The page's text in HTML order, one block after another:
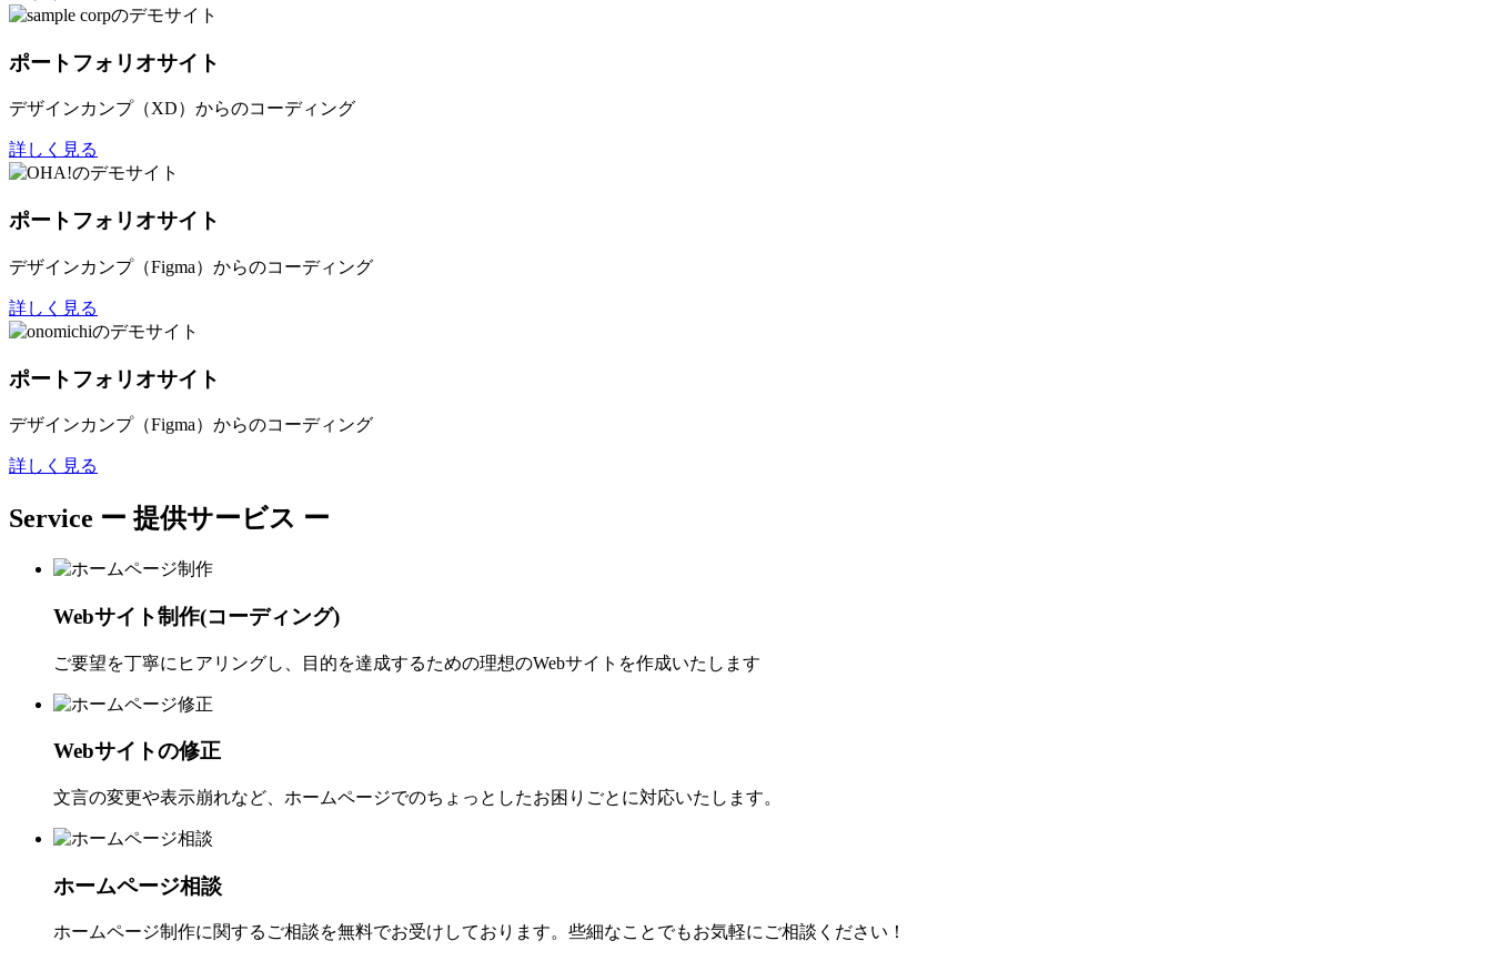
ポートフォリオサイト
デザインカンプ（XD）からのコーディング
詳しく見る
ポートフォリオサイト
デザインカンプ（Figma）からのコーディング
詳しく見る
ポートフォリオサイト
デザインカンプ（Figma）からのコーディング
詳しく見る
Service ー 提供サービス ー
Webサイト制作(コーディング)
ご要望を丁寧にヒアリングし、目的を達成するための理想のWebサイトを作成いたします
Webサイトの修正
文言の変更や表示崩れなど、ホームページでのちょっとしたお困りごとに対応いたします。
ホームページ相談
ホームページ制作に関するご相談を無料でお受けしております。些細なことでもお気軽にご相談ください！